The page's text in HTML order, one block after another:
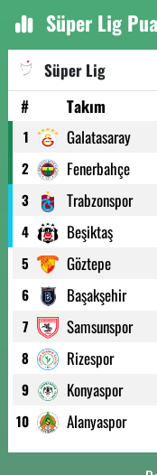
Süper Lig
Süper Lig
#
Takım
1 Galatasaray
2 Fenerbahçe
3 Trabzonspor
4 Beşiktaş
5 Göztepe
6 Başakşehir
7 Samsunspor
8 Rizespor
9 Konyaspor
10 Alanyaspor